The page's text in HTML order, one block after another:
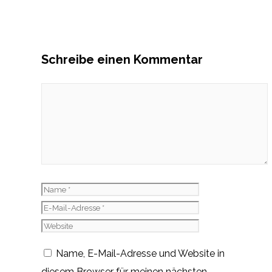
Schreibe einen Kommentar
Name
Name, E-Mail-Adresse und Website in